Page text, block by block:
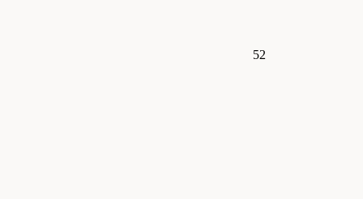
52